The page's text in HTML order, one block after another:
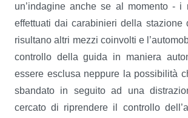
un’indagine anche se al momento - i
effettuati dai carabinieri della stazione
risultano altri mezzi coinvolti e
controllo della guida in maniera
essere esclusa neppure la possibilità
sbandato in seguito ad una
cercato di riprendere il controllo